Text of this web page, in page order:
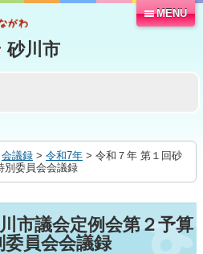
MENU
会議録 > 令和7年 > 令和７年 第１回砂
別委員会会議録
市議会定例会第２予算
委員会会議録